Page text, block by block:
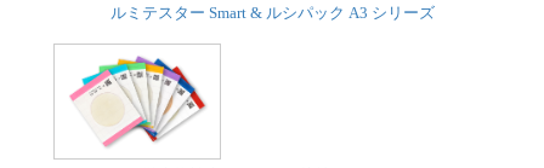
ルミテスター Smart & ルシパック A3 シリーズ